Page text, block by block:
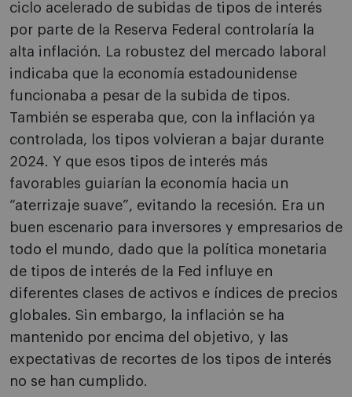
ciclo acelerado de subidas de tipos de interés
por parte de la Reserva Federal controlaría la
alta inflación. La robustez del mercado laboral
indicaba que la economía estadounidense
funcionaba a pesar de la subida de tipos.
También se esperaba que, con la inflación ya
controlada, los tipos volvieran a bajar durante
2024. Y que esos tipos de interés más
favorables guiarían la economía hacia un
“aterrizaje suave”, evitando la recesión. Era un
buen escenario para inversores y empresarios de
todo el mundo, dado que la política monetaria
de tipos de interés de la Fed influye en
diferentes clases de activos e índices de precios
globales. Sin embargo, la inflación se ha
mantenido por encima del objetivo, y las
expectativas de recortes de los tipos de interés
no se han cumplido.